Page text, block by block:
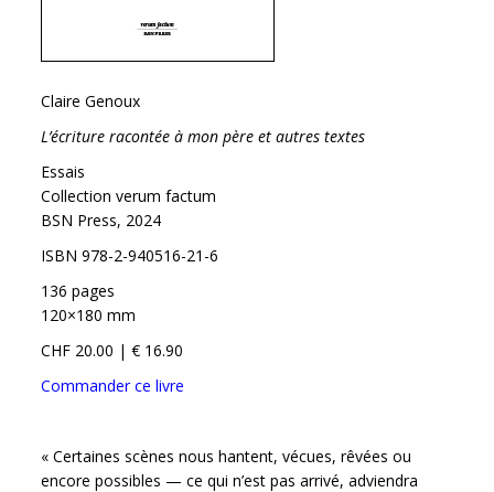
Claire Genoux
L’écriture racontée à mon père et autres textes
Essais
Collection verum factum
BSN Press, 2024
ISBN 978-2-940516-21-6
136 pages
120×180 mm
CHF 20.00 | € 16.90
Commander ce livre
« Certaines scènes nous hantent, vécues, rêvées ou
encore possibles — ce qui n’est pas arrivé, adviendra